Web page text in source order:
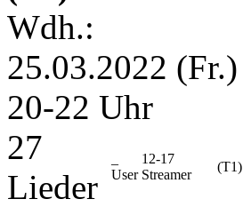
Wdh.:
25.03.2022 (Fr.)
20-22 Uhr
27
Lieder
User
12-17
Streamer
(T1)